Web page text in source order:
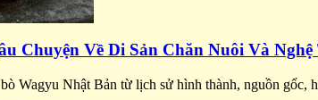
Chuyện Về Di Sản Chăn Nuôi Và
Wagyu Nhật Bản từ lịch sử hình thành, nguồn